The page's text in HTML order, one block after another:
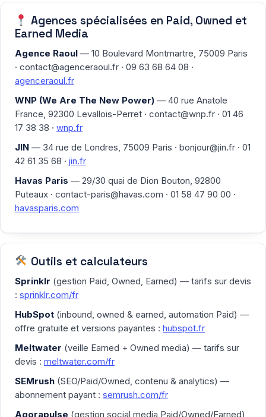
Agences spécialisées en Paid, Owned et
Earned Media
Agence Raoul — 10 Boulevard Montmartre, 75009 Paris
· contact@agenceraoul.fr · 09 63 68 64 08 ·
agenceraoul.fr
WNP (We Are The New Power) — 40 rue Anatole
France, 92300 Levallois-Perret · contact@wnp.fr · 01 46
17 38 38 · wnp.fr
JIN — 34 rue de Londres, 75009 Paris · bonjour@jin.fr · 01
42 61 35 68 · jin.fr
Havas Paris — 29/30 quai de Dion Bouton, 92800
Puteaux · contact-paris@havas.com · 01 58 47 90 00 ·
havasparis.com
Outils et calculateurs
Sprinklr (gestion Paid, Owned, Earned) — tarifs sur devis
: sprinklr.com/fr
HubSpot (inbound, owned & earned, automation Paid) —
offre gratuite et versions payantes : hubspot.fr
Meltwater (veille Earned + Owned media) — tarifs sur
devis : meltwater.com/fr
SEMrush (SEO/Paid/Owned, contenu & analytics) —
abonnement payant : semrush.com/fr
Agorapulse (gestion social media Paid/Owned/Earned)